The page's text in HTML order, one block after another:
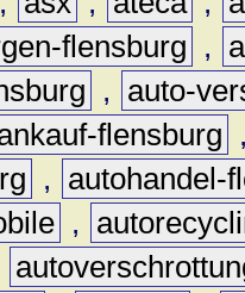
flensburg ,
,
auto-
flensburg
,
autohandel-
,